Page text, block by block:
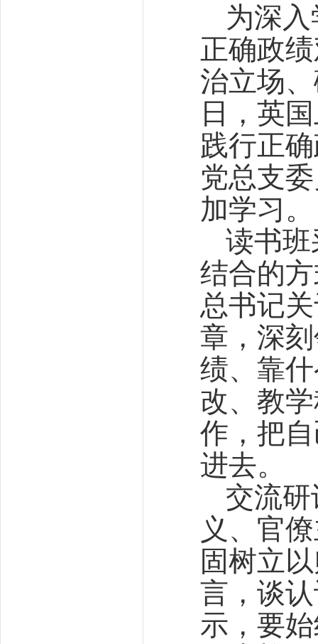
为深
正确政
治立场
日，英
践行正
党总支
加学习。
读书
结合的
总书记
章，深
绩、靠
改、教
作，把
进去。
交流
义、官
固树立
言，谈
示，要